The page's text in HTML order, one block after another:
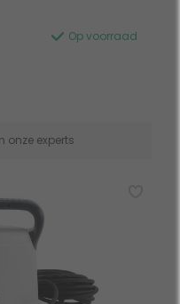
Op voorraad
onze experts